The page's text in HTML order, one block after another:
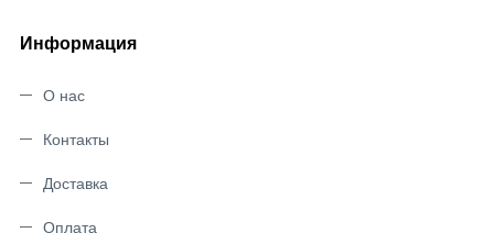
Информация
О нас
Контакты
Доставка
Оплата